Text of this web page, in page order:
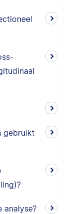
gebruikt
analyse?